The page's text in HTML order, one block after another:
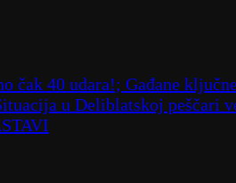
čak 40 udara!; Gađane
u Deliblatskoj peščari